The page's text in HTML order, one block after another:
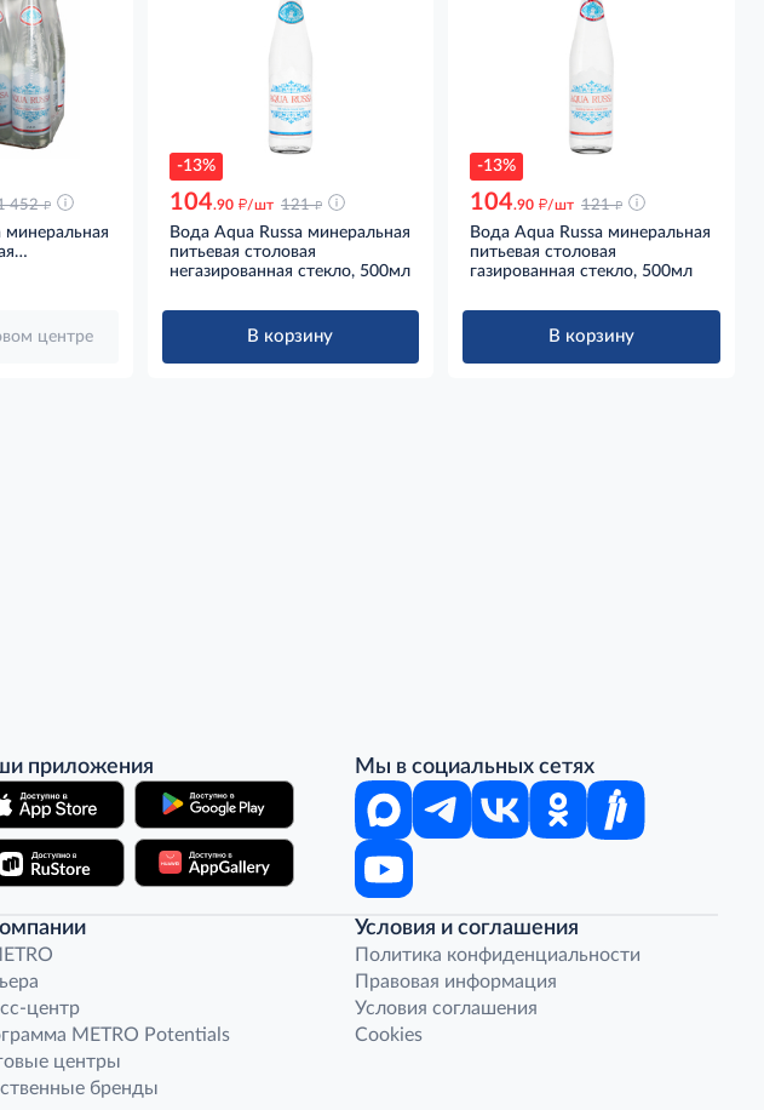
452 д
минеральная
500мл x
центре
-13%
104.90 д/шт 121 д
Вода Aqua Russa минеральная
питьевая столовая
негазированная стекло, 500мл
В корзину
-13%
104.90 д/шт 121 д
Вода Aqua Russa минеральная
питьевая столовая
газированная стекло, 500мл
В корзину
приложения Мы в социальных сетях
центр
METRO Potentials
центры
бренды
Условия и соглашения
Политика конфиденциальности
Правовая информация
Условия соглашения
Cookies